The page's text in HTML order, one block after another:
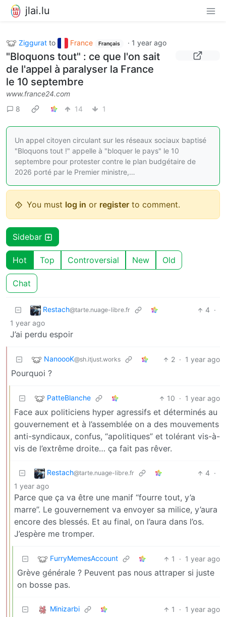
jlai.lu
Ziggurat to France Français · 1 year ago
"Bloquons tout" : ce que l'on sait
de l'appel à paralyser la France
le 10 septembre
www.france24.com
8
14 1
Un appel citoyen circulant sur les réseaux sociaux baptisé
"Bloquons tout !" appelle à "bloquer le pays" le 10
septembre pour protester contre le plan budgétaire de
2026 porté par le Premier ministre,…
You must log in or register to comment.
Sidebar
Hot Top Controversial New Old
Chat
Restach@tarte.nuage-libre.fr 4 ·
1 year ago
J’ai perdu espoir
NanoooK@sh.itjust.works 2 · 1 year ago
Pourquoi ?
PatteBlanche 10 · 1 year ago
Face aux politiciens hyper agressifs et déterminés au
gouvernement et à l’assemblée on a des mouvements
anti-syndicaux, confus, “apolitiques” et tolérant vis-à-
vis de l’extrême droite… ça fait pas rêver.
Restach@tarte.nuage-libre.fr 4 ·
1 year ago
Parce que ça va être une manif ‘‘fourre tout, y’a
marre’’. Le gouvernement va envoyer sa milice, y’aura
encore des blessés. Et au final, on l’aura dans l’os.
J’espère me tromper.
FurryMemesAccount 1 · 1 year ago
Grève générale ? Peuvent pas nous attraper si juste
on bosse pas.
Minizarbi 1 · 1 year ago